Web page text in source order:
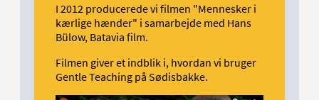
I 2012 producerede vi filmen "Mennesker i
kærlige hænder" i samarbejde med Hans
Bülow, Batavia film.
Filmen giver et indblik i, hvordan vi bruger
Gentle Teaching på Sødisbakke.